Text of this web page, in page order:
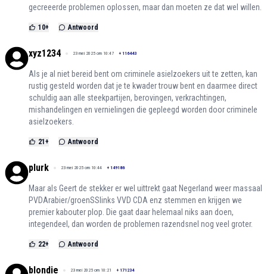
gecreeerde problemen oplossen, maar dan moeten ze dat wel willen.
10+ Antwoord
xyz1234 23 mei 2025 om 10:47 + 116443
Als je al niet bereid bent om criminele asielzoekers uit te zetten, kan
rustig gesteld worden dat je te kwader trouw bent en daarmee direct
schuldig aan alle steekpartijen, berovingen, verkrachtingen,
mishandelingen en vernielingen die gepleegd worden door criminele
asielzoekers.
21 + Antwoord
plurk 23 mei 2025 om 10:44 + 149186
Maar als Geert de stekker er wel uittrekt gaat Negerland weer massaal
PVDArabier/groenSSlinks VVD CDA enz stemmen en krijgen we
premier kabouter plop. Die gaat daar helemaal niks aan doen,
integendeel, dan worden de problemen razendsnel nog veel groter.
22+ Antwoord
blondie 23 mei 2025 om 10:21 + 171234